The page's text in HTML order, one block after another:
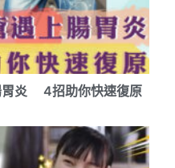
胃炎 4招助你快速復原